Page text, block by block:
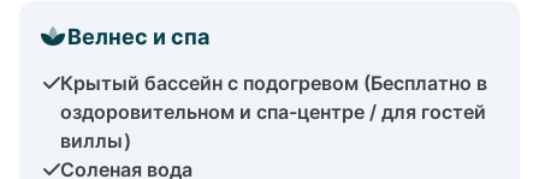
Велнес и спа
Крытый бассейн с подогревом (Бесплатно в
оздоровительном и спа-центре / для гостей
виллы)
Соленая вода